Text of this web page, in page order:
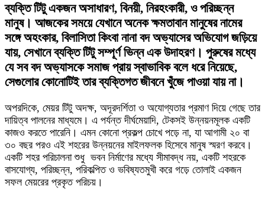
ব্যক্তি টিটু একজন অসাধারণ, বিনয়ী, নিরহংকারী, ও পরিচ্ছন্ন
মানুষ। আজকের সময়ে যেখানে অনেক ক্ষমতাবান মানুষের নামের
সঙ্গে অহংকার, বিলাসিতা কিংবা নানা বদ অভ্যাসের অভিযোগ জড়িয়ে
যায়, সেখানে ব্যক্তি টিটু সম্পূর্ণ ভিন্ন এক উদাহরণ। পুরুষের মধ্যে
যে সব বদ অভ্যাসকে সমাজ প্রায় স্বাভাবিক বলে ধরে নিয়েছে,
সেগুলোর কোনোটিই তার ব্যক্তিগত জীবনে খুঁজে পাওয়া যায় না।
অপরদিকে, মেয়র টিটু অদক্ষ, অদূরদর্শিতা ও অযোগ্যতার প্রমাণ দিয়ে গেছে তার
দায়িত্ব পালনের মাধ্যমে। এ পর্যন্ত দীর্ঘমেয়াদি, টেকসই উন্নয়নমূলক একটি
কাজও করতে পারেনি। এমন কোনো প্রকল্প চোখে পড়ে না, যা আগামী ২০ বা
৩০ বছর পরও এই শহরের উন্নয়নের মাইলফলক হিসেবে মানুষ স্মরণ করবে।
একটি শহর পরিচালনা শুধু ভবন নির্মাণের মধ্যে সীমাবদ্ধ নয়, একটি শহরকে
বাসযোগ্য, পরিচ্ছন্ন, পরিকল্পিত ও ভবিষ্যতমুখী করে গড়ে তোলাই একজন
সফল মেয়রের প্রকৃত পরিচয়।